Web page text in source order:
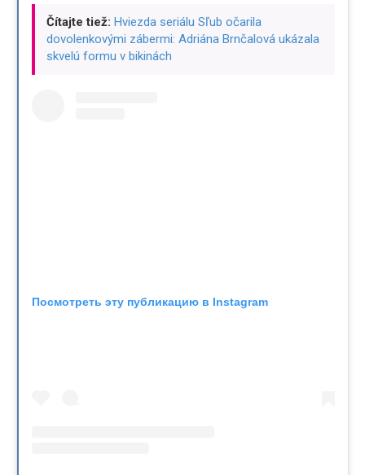
Čítajte tiež: Hviezda seriálu Sľub očarila
dovolenkovými zábermi: Adriána Brnčalová ukázala
skvelú formu v bikinách
Посмотреть эту публикацию в Instagram